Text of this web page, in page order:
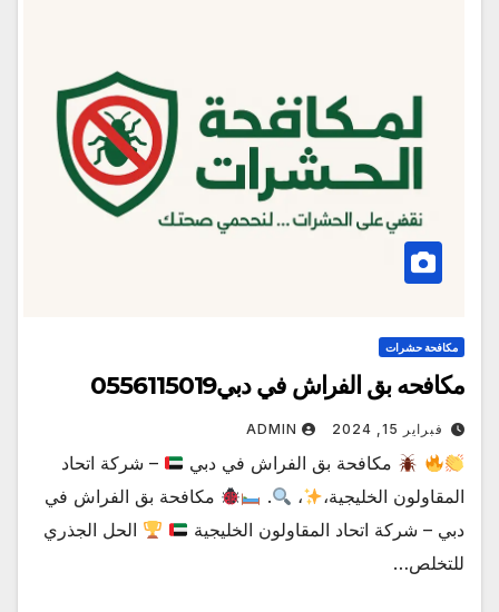
مكافحة حشرات
مكافحه بق الفراش في دبي0556115019
فبراير 15, 2024 ADMIN
مكافحة بق الفراش في دبي
– شركة اتحاد
المقاولون الخليجية،
، .
مكافحة بق الفراش في
دبي – شركة اتحاد المقاولون الخليجية
الحل الجذري
للتخلص…